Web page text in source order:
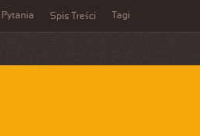
Pytania Spis Treści Tagi